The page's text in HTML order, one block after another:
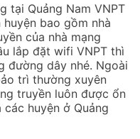
tại Quảng Nam VNPT
bao gồm nhà
của nhà mạng
lắp đặt wifi VNPT thì
đường dây nhé. Ngoài
trì thường xuyên
truyền luôn được ổn
huyện ở Quảng